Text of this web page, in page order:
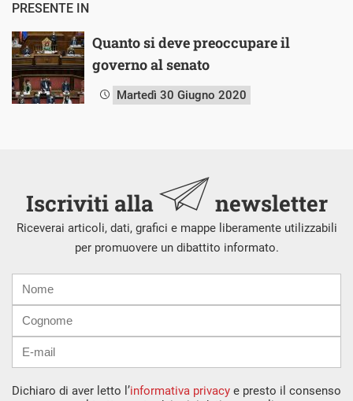
PRESENTE IN
Quanto si deve preoccupare il
governo al senato
Martedì 30 Giugno 2020
Iscriviti alla newsletter
Riceverai articoli, dati, grafici e mappe liberamente utilizzabili
per promuovere un dibattito informato.
mail
Dichiaro di aver letto l’informativa privacy e presto il consenso